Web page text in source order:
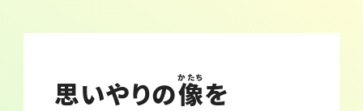
思いやりの像
かたち
を